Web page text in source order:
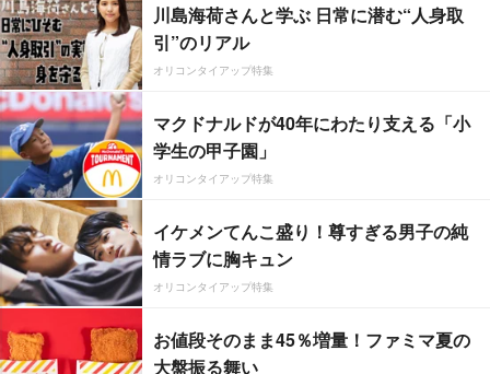
川島海荷さんと学ぶ 日常に潜む“人身取
引”のリアル
オリコンタイアップ特集
マクドナルドが40年にわたり支える「小
学生の甲子園」
オリコンタイアップ特集
イケメンてんこ盛り！尊すぎる男子の純
情ラブに胸キュン
オリコンタイアップ特集
お値段そのまま45％増量！ファミマ夏の
大盤振る舞い